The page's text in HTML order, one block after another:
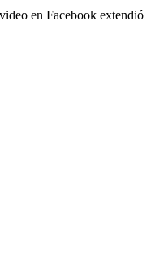
en Facebook extendió